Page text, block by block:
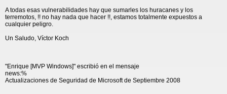
A todas esas vulnerabilidades hay que sumarles los huracanes y los
terremotos, !! no hay nada que hacer !!, estamos totalmente expuestos a
cualquier peligro.
Un Saludo, Víctor Koch
"Enrique [MVP Windows]" escribió en el mensaje
news:%
Actualizaciones de Seguridad de Microsoft de Septiembre 2008